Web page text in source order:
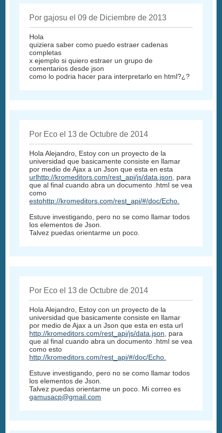
Por gajosu el 09 de Diciembre de 2013
Hola
quiziera saber como puedo estraer cadenas
completas
x ejemplo si quiero estraer un grupo de
comentarios desde json
como lo podria hacer para interpretarlo en html?¿?
Por Eco el 13 de Octubre de 2014
Hola Alejandro, Estoy con un proyecto de la
universidad que basicamente consiste en llamar
por medio de Ajax a un Json que esta en esta
urlhttp://kromeditors.com/rest_api/js/data.json, para
que al final cuando abra un documento .html se vea
como
estohttp://kromeditors.com/rest_api/#/doc/Echo.
Estuve investigando, pero no se como llamar todos
los elementos de Json.
Talvez puedas orientarme un poco.
Por Eco el 13 de Octubre de 2014
Hola Alejandro, Estoy con un proyecto de la
universidad que basicamente consiste en llamar
por medio de Ajax a un Json que esta en esta url
http://kromeditors.com/rest_api/js/data.json, para
que al final cuando abra un documento .html se vea
como esto
http://kromeditors.com/rest_api/#/doc/Echo.
Estuve investigando, pero no se como llamar todos
los elementos de Json.
Talvez puedas orientarme un poco. Mi correo es
gamusacp@gmail.com